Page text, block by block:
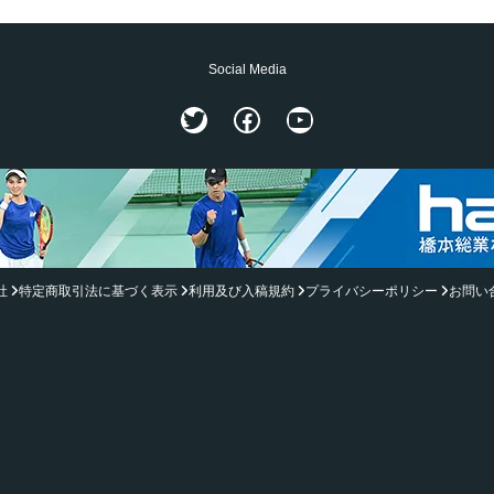
Social Media
TwitterFacebook
YouTube
特定商取引法に基づく表示 利用及び入稿規約 プライバシーポリシー お問い